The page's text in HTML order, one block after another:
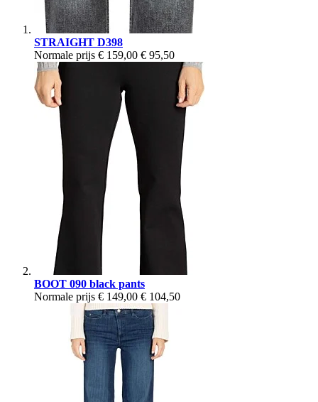
STRAIGHT D398
Normale prijs € 159,00 € 95,50
BOOT 090 black pants
Normale prijs € 149,00 € 104,50